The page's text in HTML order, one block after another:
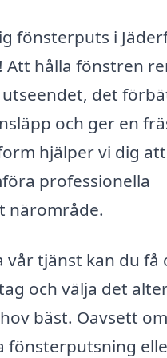
fönsterputs i
hålla fönstren
det
och ger en
hjälper vi dig att
professionella
närområde.
vår tjänst kan du få
och välja det
bäst. Oavsett
fönsterputsning